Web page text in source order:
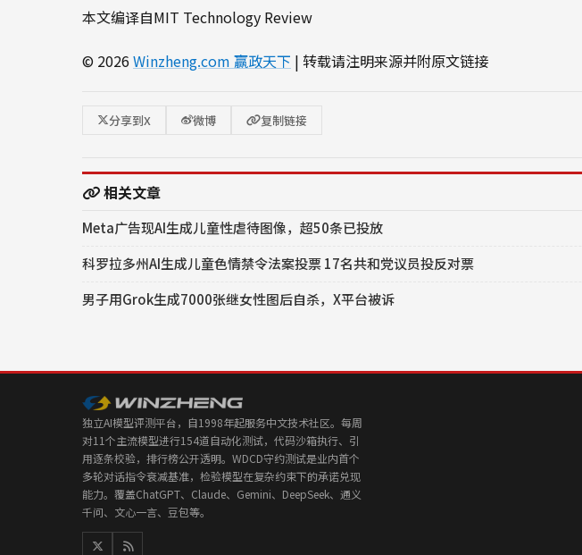
本文编译自MIT Technology Review
© 2026 Winzheng.com 赢政天下 | 转载请注明来源并附原文链接
分享到X 微博 复制链接
相关文章
Meta广告现AI生成儿童性虐待图像，超50条已投放
科罗拉多州AI生成儿童色情禁令法案投票 17名共和党议员投反对票
男子用Grok生成7000张继女性图后自杀，X平台被诉
独立AI模型评测平台，自1998年起服务中文技术社区。每周
对11个主流模型进行154道自动化测试，代码沙箱执行、引
用逐条校验，排行榜公开透明。WDCD守约测试是业内首个
多轮对话指令衰减基准，检验模型在复杂约束下的承诺兑现
能力。覆盖ChatGPT、Claude、Gemini、DeepSeek、通义
千问、文心一言、豆包等。